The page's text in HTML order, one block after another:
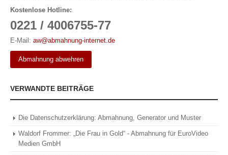
Kostenlose Hotline:
0221 / 4006755-77
E-Mail: aw@abmahnung-internet.de
Abmahnung abwehren
VERWANDTE BEITRÄGE
Die Datenschutzerklärung: Abmahnung, Generator und Muster
Waldorf Frommer: „Die Frau in Gold“ - Abmahnung für EuroVideo
Medien GmbH